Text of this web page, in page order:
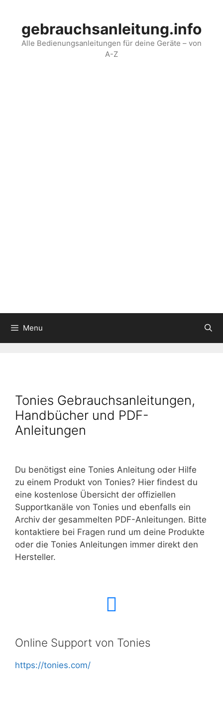
contentgebrauchsanleitung.info
Alle Bedienungsanleitungen für deine Geräte – von
A-Z
Menu
Tonies Gebrauchsanleitungen,
Handbücher und PDF-
Anleitungen
Du benötigst eine Tonies Anleitung oder Hilfe
zu einem Produkt von Tonies? Hier findest du
eine kostenlose Übersicht der offiziellen
Supportkanäle von Tonies und ebenfalls ein
Archiv der gesammelten PDF-Anleitungen. Bitte
kontaktiere bei Fragen rund um deine Produkte
oder die Tonies Anleitungen immer direkt den
Hersteller.
Online Support von Tonies
https://tonies.com/